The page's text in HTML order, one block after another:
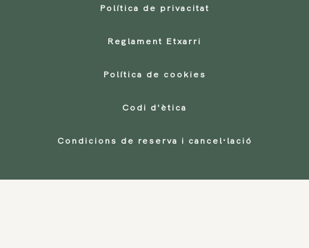
Política de privacitat
Reglament Etxarri
Política de cookies
Codi d'ètica
Condicions de reserva i cancel·lació